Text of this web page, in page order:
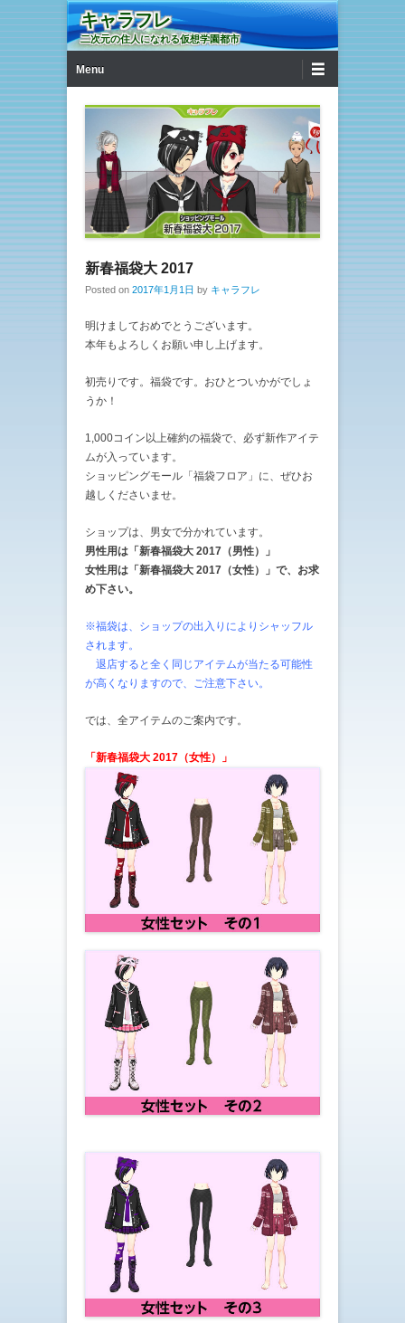
キャラフレ
二次元の住人になれる仮想学園都市
Menu
新春福袋大 2017
Posted on 2017年1月1日 by キャラフレ
明けましておめでとうございます。
本年もよろしくお願い申し上げます。
初売りです。福袋です。おひとついかがでしょ
うか！
1,000コイン以上確約の福袋で、必ず新作アイテ
ムが入っています。
ショッピングモール「福袋フロア」に、ぜひお
越しくださいませ。
ショップは、男女で分かれています。
男性用は「新春福袋大 2017（男性）」
女性用は「新春福袋大 2017（女性）」で、お求
め下さい。
※福袋は、ショップの出入りによりシャッフル
されます。
退店すると全く同じアイテムが当たる可能性
が高くなりますので、ご注意下さい。
では、全アイテムのご案内です。
「新春福袋大 2017（女性）」